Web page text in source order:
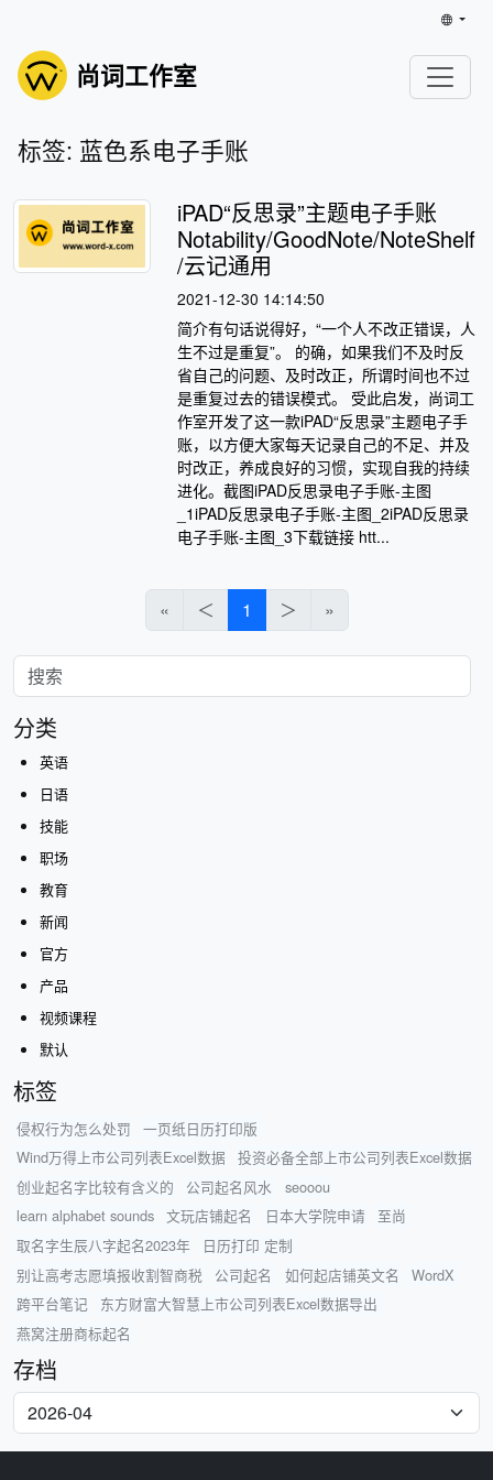
尚词工作室
标签: 蓝色系电子手账
iPAD“反思录”主题电子手账
Notability/GoodNote/NoteShelf
/云记通用
2021-12-30 14:14:50
简介有句话说得好，“一个人不改正错误，人
生不过是重复”。 的确，如果我们不及时反
省自己的问题、及时改正，所谓时间也不过
是重复过去的错误模式。 受此启发，尚词工
作室开发了这一款iPAD“反思录”主题电子手
账，以方便大家每天记录自己的不足、并及
时改正，养成良好的习惯，实现自我的持续
进化。截图iPAD反思录电子手账-主图
_1iPAD反思录电子手账-主图_2iPAD反思录
电子手账-主图_3下载链接 htt...
« ＜ 1 ＞ »
分类
英语
日语
技能
职场
教育
新闻
官方
产品
视频课程
默认
标签
侵权行为怎么处罚
一页纸日历打印版
Wind万得上市公司列表Excel数据
投资必备全部上市公司列表Excel数据
创业起名字比较有含义的
公司起名风水
seooou
learn alphabet sounds
文玩店铺起名 日本大学院申请
至尚
取名字生辰八字起名2023年
日历打印 定制
别让高考志愿填报收割智商税
公司起名 如何起店铺英文名
WordX
跨平台笔记
东方财富大智慧上市公司列表Excel数据导出
燕窝注册商标起名
存档